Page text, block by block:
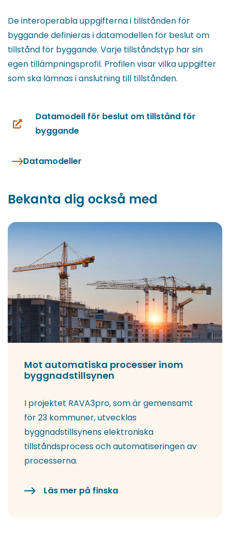
De interoperabla uppgifterna i tillstånden för
byggande definieras i datamodellen för beslut om
tillstånd för byggande. Varje tillståndstyp har sin
egen tillämpningsprofil. Profilen visar vilka uppgifter
som ska lämnas i anslutning till tillstånden.
Datamodell för beslut om tillstånd för
byggande
(du
omdirigerad
annan
Datamodeller
Bekanta dig också med
Mot automatiska processer inom
byggnadstillsynen
I projektet RAVA3pro, som är gemensamt
för 23 kommuner, utvecklas
byggnadstillsynens elektroniska
tillståndsprocess och automatiseringen av
processerna.
Läs mer på finska